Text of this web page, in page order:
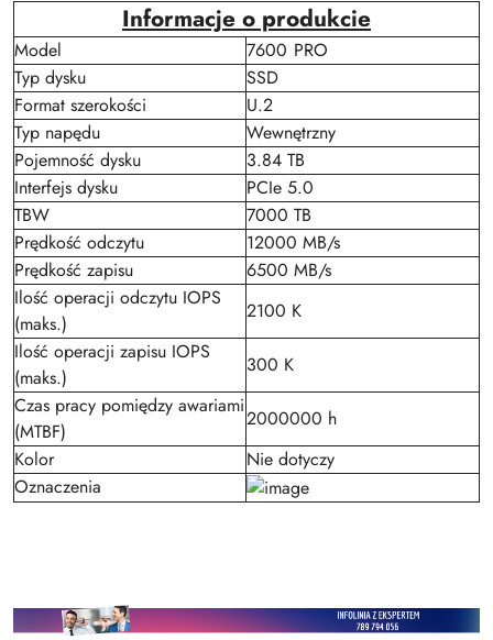
Informacje o produkcie
Model
7600 PRO
Typ dysku
SSD
Format szerokości
U.2
Typ napędu
Wewnętrzny
Pojemność dysku
3.84 TB
Interfejs dysku
PCIe 5.0
TBW
7000 TB
Prędkość odczytu
12000 MB/s
Prędkość zapisu
6500 MB/s
Ilość operacji odczytu IOPS
(maks.)
2100 K
Ilość operacji zapisu IOPS
(maks.)
300 K
Czas pracy pomiędzy awariami
(MTBF)
2000000 h
Kolor
Nie dotyczy
Oznaczenia